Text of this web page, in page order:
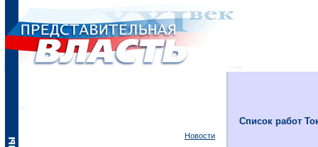
Новости
Список работ